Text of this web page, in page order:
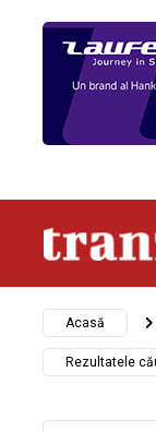
Acasă
Rezultatele